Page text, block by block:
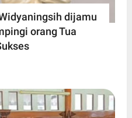
dijamu
orang Tua